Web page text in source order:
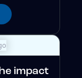
impact